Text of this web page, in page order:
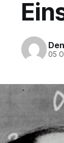
05